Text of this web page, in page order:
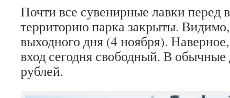
Почти все сувенирные лавки перед
территорию парка закрыты.
выходного дня (4 ноября).
вход сегодня свободный. В обычные
рублей.